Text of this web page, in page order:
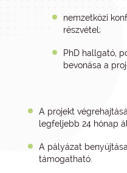
nemzetközi
részvétel;
PhD hallgató,
bevonása a
A projekt
legfeljebb 24 hónap
A pályázat
támogatható.